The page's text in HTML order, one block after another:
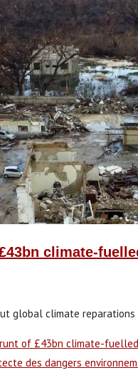
climate-
global climate
of £43bn climate-